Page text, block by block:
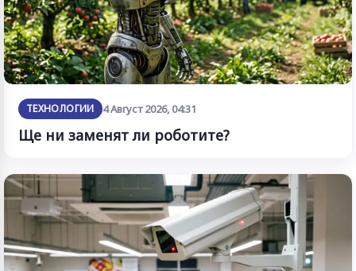
ТЕХНОЛОГИИ 4 Август 2026, 04:31
Ще ни заменят ли роботите?